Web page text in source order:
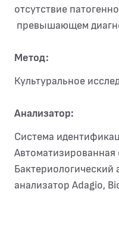
отсутствие
превышающем
Метод:
Культуральное
Анализатор:
Система
Бактериологический
анализатор Adagio,